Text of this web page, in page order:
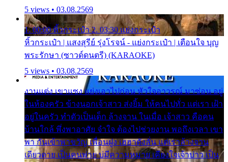
5 views • 03.08.2569
1. 00:00 หิ้วกระเป๋า 2. 03:30 แย่งกระเป๋า
หิ้วกระเป๋า | แสงสุรีย์ รุ่งโรจน์ - แย่งกระเป๋า | เตือนใจ บุญ
พระรักษา (ซาวด์ดนตรี) (KARAOKE)
5 views • 03.08.2569
งานแต่ง เขาแซง แย่งเอาไปก่อน หัวใจอาวรณ์ มาซ่อน อยู่
ในห้องครัว ข้างนอกเจ้าสาว ส่งยิ้ม ให้คนไปทั่ว แต่เรา เฝ้า
อยู่ในครัว ทำตัวเป็นเด็ก ล้างจาน ในเมื่อ เจ้าสาว คือคน
บ้านใกล้ พึ่งพาอาศัย จำใจ ต้องไปช่วยงาน พอถึงเวลา เขา
พา กันเข้าพาขวัญ เพื่อนฝูง เฮฮาดังลั่น แต่เราล้างจาน
เดียวดาย เป็นคนพ่าย บ่มีความหมาย เคียงใจเจ้าบ่าว เป็น